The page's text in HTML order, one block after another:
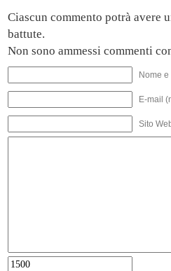
Ciascun commento potrà avere
battute.
Non sono ammessi commenti
Nome
E-mail
Sito